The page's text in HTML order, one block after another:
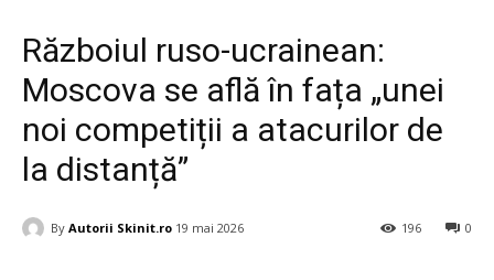
Războiul ruso-ucrainean:
Moscova se află în fața „unei
noi competiții a atacurilor de
la distanță”
By Autorii Skinit.ro 19 mai 2026 0
196